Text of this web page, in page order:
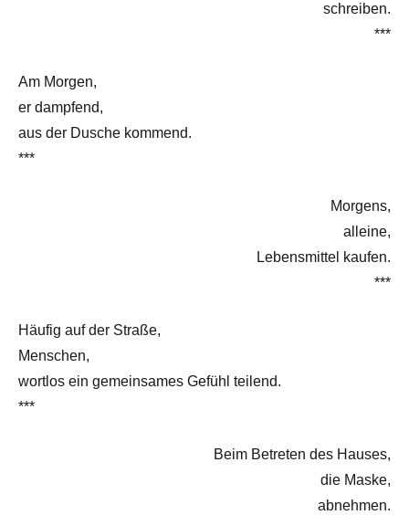
schreiben.
***
Am Morgen,
er dampfend,
aus der Dusche kommend.
***
Morgens,
alleine,
Lebensmittel kaufen.
***
Häufig auf der Straße,
Menschen,
wortlos ein gemeinsames Gefühl teilend.
***
Beim Betreten des Hauses,
die Maske,
abnehmen.